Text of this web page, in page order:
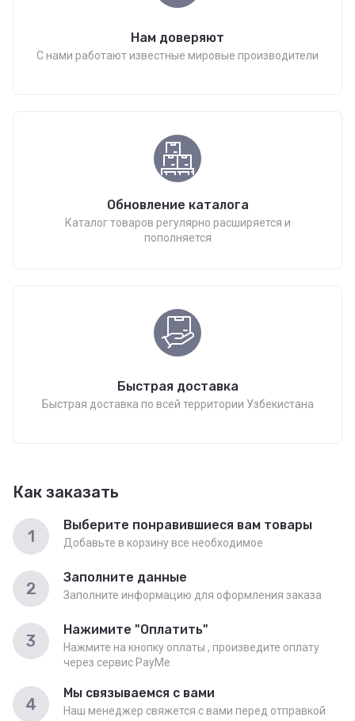
Нам доверяют
С нами работают известные мировые производители
Обновление каталога
Каталог товаров регулярно расширяется и
пополняется
Быстрая доставка
Быстрая доставка по всей территории Узбекистана
Как заказать
1
Выберите понравившиеся вам товары
Добавьте в корзину все необходимое
2
Заполните данные
Заполните информацию для оформления заказа
3
Нажимите "Оплатить"
Нажмите на кнопку оплаты , произведите оплату
через сервис PayMe
4
Мы связываемся с вами
Наш менеджер свяжется с вами перед отправкой